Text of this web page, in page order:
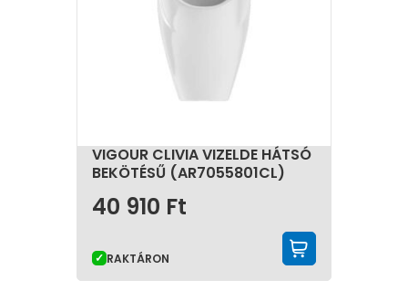
VIGOUR CLIVIA VIZELDE HÁTSÓ
BEKÖTÉSŰ (AR7055801CL)
40 910 Ft
RAKTÁRON